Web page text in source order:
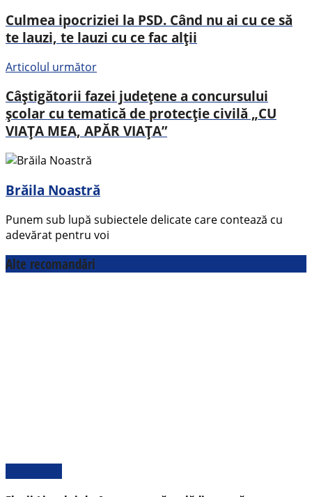
Culmea ipocriziei la PSD. Când nu ai cu ce să
te lauzi, te lauzi cu ce fac alții
Articolul următor
Câștigătorii fazei județene a concursului
școlar cu tematică de protecție civilă „CU
VIAŢA MEA, APĂR VIAŢA”
Brăila Noastră
Punem sub lupă subiectele delicate care contează cu
adevărat pentru voi
Alte recomandări